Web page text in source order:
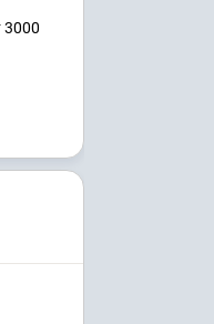
3000